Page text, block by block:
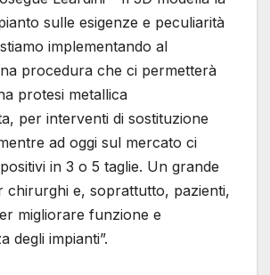
sulle esigenze e peculiarità
implementando al
procedura che ci permetterà
protesi metallica
per interventi di sostituzione
ad oggi sul mercato ci
in 3 o 5 taglie. Un grande
chirurghi e, soprattutto, pazienti,
migliorare funzione e
degli impianti”.